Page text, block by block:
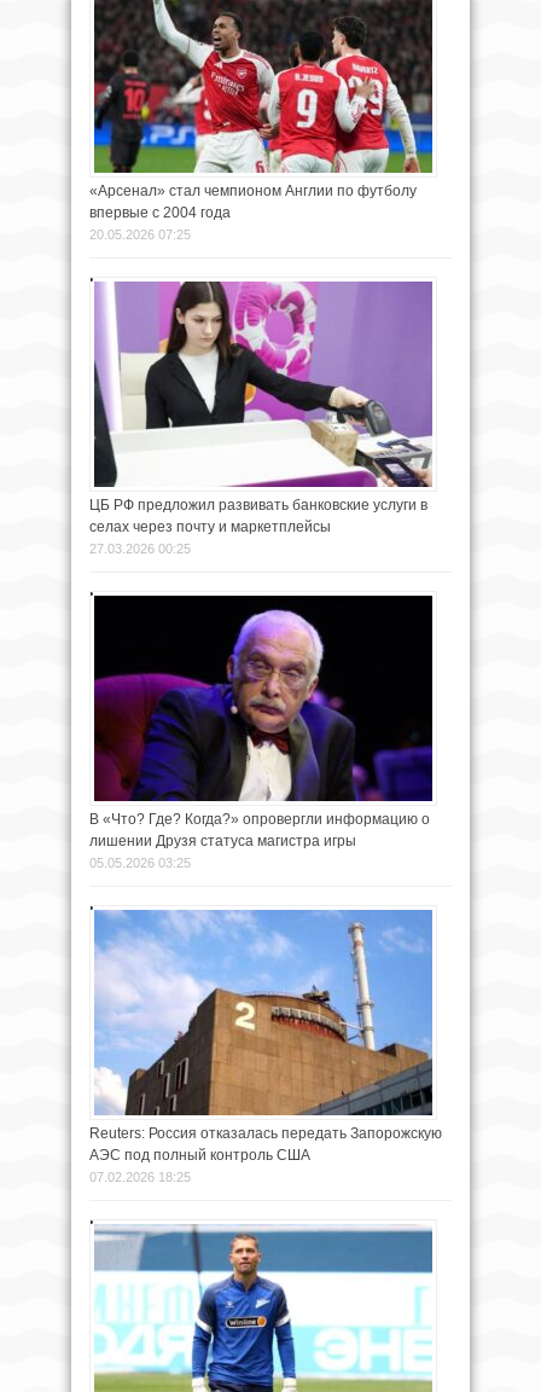
«Арсенал» стал чемпионом Англии по футболу
впервые с 2004 года
20.05.2026 07:25
ЦБ РФ предложил развивать банковские услуги в
селах через почту и маркетплейсы
27.03.2026 00:25
В «Что? Где? Когда?» опровергли информацию о
лишении Друзя статуса магистра игры
05.05.2026 03:25
Reuters: Россия отказалась передать Запорожскую
АЭС под полный контроль США
07.02.2026 18:25